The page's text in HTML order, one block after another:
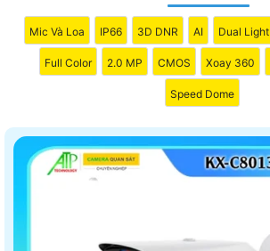
Mic Và Loa IP66 3D DNR AI Dual Light
Full Color 2.0 MP CMOS Xoay 360
Speed Dome